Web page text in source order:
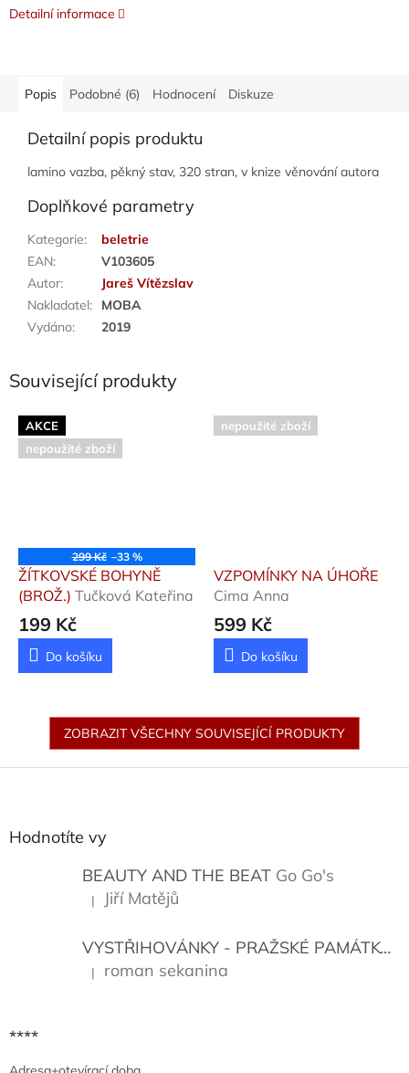
Detailní informace
Popis Podobné (6) Hodnocení Diskuze
Detailní popis produktu
lamino vazba, pěkný stav, 320 stran, v knize věnování autora
Doplňkové parametry
Kategorie:
beletrie
EAN:
V103605
Autor:
Jareš Vítězslav
Nakladatel:
MOBA
Vydáno: 2019
Související produkty
AKCE
nepoužité zboží
299 Kč –33 %
ŽÍTKOVSKÉ BOHYNĚ
(BROŽ.) Tučková Kateřina
199 Kč
Do košíku
nepoužité zboží
VZPOMÍNKY NA ÚHOŘE
Cima Anna
599 Kč
Do košíku
ZOBRAZIT VŠECHNY SOUVISEJÍCÍ PRODUKTY
Hodnotíte vy
BEAUTY AND THE BEAT Go Go's
Hodnocení produktu je 5 z 5 hvězdiček.
| Jiří Matějů
VYSTŘIHOVÁNKY - PRAŽSKÉ PAMÁTKY
Hodnocení produktu je 5 z 5 hvězdiček.
| roman sekanina
****